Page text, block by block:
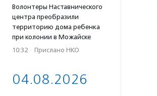
Волонтеры Наставнического
центра преобразили
территорию дома ребенка
при колонии в Можайске
10:32 · Прислано НКО
04.08.2026